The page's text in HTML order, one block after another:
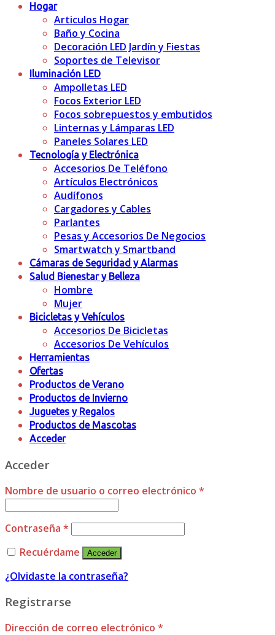
Hogar
Articulos Hogar
Baño y Cocina
Decoración LED Jardín y Fiestas
Soportes de Televisor
Iluminación LED
Ampolletas LED
Focos Exterior LED
Focos sobrepuestos y embutidos
Linternas y Lámparas LED
Paneles Solares LED
Tecnología y Electrónica
Accesorios De Teléfono
Artículos Electrónicos
Audífonos
Cargadores y Cables
Parlantes
Pesas y Accesorios De Negocios
Smartwatch y Smartband
Cámaras de Seguridad y Alarmas
Salud Bienestar y Belleza
Hombre
Mujer
Bicicletas y Vehículos
Accesorios De Bicicletas
Accesorios De Vehículos
Herramientas
Ofertas
Productos de Verano
Productos de Invierno
Juguetes y Regalos
Productos de Mascotas
Acceder
Acceder
Nombre de usuario o correo electrónico *
Contraseña *
Recuérdame
Acceder
¿Olvidaste la contraseña?
Registrarse
Dirección de correo electrónico *